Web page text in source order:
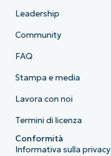
Leadership
Community
FAQ
Stampa e media
Lavora con noi
Termini di licenza
Conformità
Informativa sulla privacy